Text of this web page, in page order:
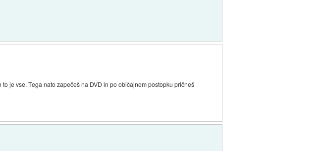
je vse. Tega nato zapečeš na DVD in po običajnem postopku pričneš